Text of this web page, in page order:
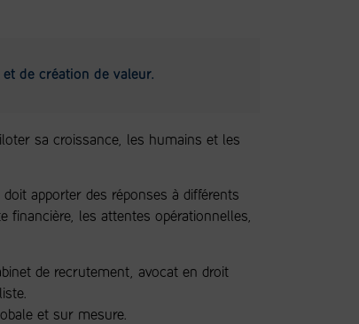
de création de valeur.
sa croissance, les humains et les
apporter des réponses à différents
financière, les attentes opérationnelles,
de recrutement, avocat en droit
et sur mesure.